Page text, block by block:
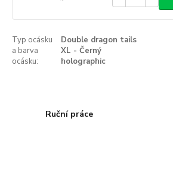
Typ ocásku
a barva
ocásku:
Double dragon tails
XL - Černý
holographic
Ruční práce